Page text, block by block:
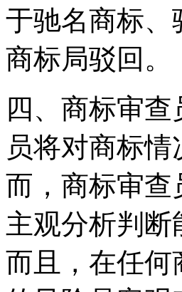
于驰名商标、
商标局驳回。
四、商标审
员将对商标
而，商标审查
主观分析判
而且，在任何